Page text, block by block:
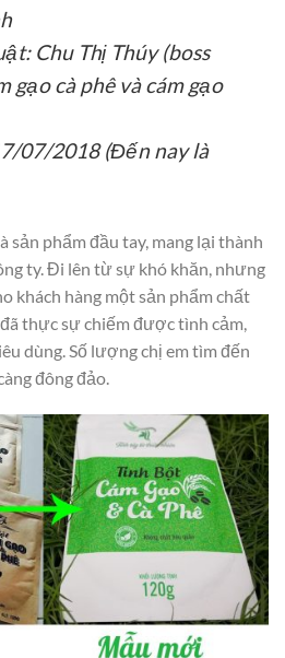
Chu Thị Thúy (boss
gạo cà phê và cám gạo
07/2018 (Đến nay là
sản phẩm đầu tay, mang lại thành
ty. Đi lên từ sự khó khăn, nhưng
khách hàng một sản phẩm chất
thực sự chiếm được tình cảm,
dùng. Số lượng chị em tìm đến
đông đảo.